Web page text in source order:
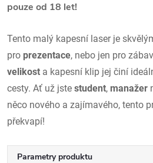
pouze od 18 let!
Tento malý kapesní laser je
pro prezentace, nebo jen pro
velikost a kapesní klip jej činí
cesty. Ať už jste student, manažer
něco nového a zajímavého, tento
překvapí!
Parametry produktu